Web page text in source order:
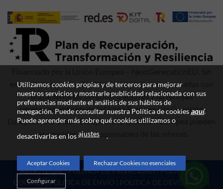
embargo, los puntos de vista y las opiniones expresadas son
únicamente los del autor o autores y no reflejan
necesariamente los de la Unión Europea o la Comisión
Europea. Ni la Unión Europea ni la Comisión Europea pueden
ser consideradas responsables de las mismas.
AVISO LEGAL|POLITICA DE PRIVACIDAD|POLITICA DE
COOKIES|POLITICA DE ENVÍO POLITICA DE DEVOLUCIÓN
Utilizamos cookies propias y de terceros para mejorar
nuestros servicios y mostrarle publicidad relacionada con sus
preferencias mediante el análisis de sus hábitos de
navegación. Puede consultar nuestra Política de cookies aquí.
Puede aprender más sobre qué cookies utilizamos o
desactivarlas en losajustes .
Aceptar Cookies Rechazar Cookies no esenciales
Configurar